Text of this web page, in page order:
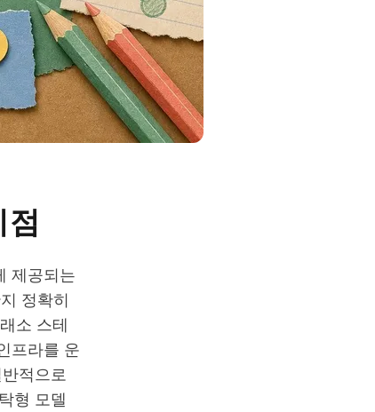
점
제공되는
정확히
소 스테
프라를 운
적으로
형 모델